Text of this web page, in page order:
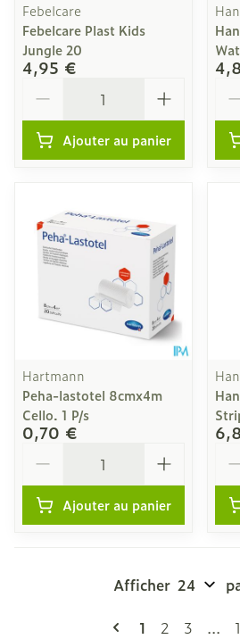
Febelcare
Febelcare Plast Kids
Jungle 20
4,95 €
Ajouter au panier
Hartmann
Peha-lastotel 8cmx4m
Cello. 1 P/s
0,70 €
Ajouter au panier
Pages
Vous lisez
1 Page
2 Page
3 ...
Afficher